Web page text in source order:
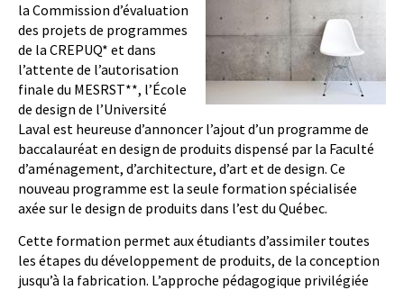
la Commission d’évaluation
des projets de programmes
de la CREPUQ* et dans
l’attente de l’autorisation
finale du MESRST**, l’École
de design de l’Université
Laval est heureuse d’annoncer l’ajout d’un programme de
baccalauréat en design de produits dispensé par la Faculté
d’aménagement, d’architecture, d’art et de design. Ce
nouveau programme est la seule formation spécialisée
axée sur le design de produits dans l’est du Québec.
Cette formation permet aux étudiants d’assimiler toutes
les étapes du développement de produits, de la conception
jusqu’à la fabrication. L’approche pédagogique privilégiée